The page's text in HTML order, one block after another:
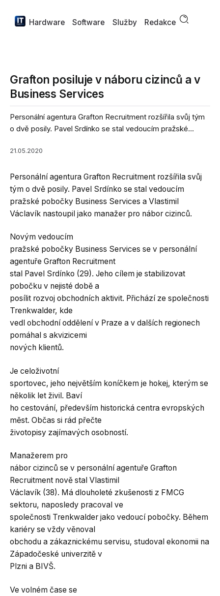
Hardware Software Služby Redakce
Grafton posiluje v náboru cizinců a v
Business Services
Personální agentura Grafton Recruitment rozšířila svůj tým
o dvě posily. Pavel Srdínko se stal vedoucím pražské...
21.05.2020
Personální agentura Grafton Recruitment rozšířila svůj
tým o dvě posily. Pavel Srdínko se stal vedoucím
pražské pobočky Business Services a Vlastimil
Václavík nastoupil jako manažer pro nábor cizinců.
Novým vedoucím
pražské pobočky Business Services se v personální
agentuře Grafton Recruitment
stal Pavel Srdínko (29). Jeho cílem je stabilizovat
pobočku v nejisté době a
posílit rozvoj obchodních aktivit. Přichází ze společnosti
Trenkwalder, kde
vedl obchodní oddělení v Praze a v dalších regionech
pomáhal s akvizicemi
nových klientů.
Je celoživotní
sportovec, jeho největším koníčkem je hokej, kterým se
několik let živil. Baví
ho cestování, především historická centra evropských
měst. Občas si rád přečte
životopisy zajímavých osobností.
Manažerem pro
nábor cizinců se v personální agentuře Grafton
Recruitment nově stal Vlastimil
Václavík (38). Má dlouholeté zkušenosti z FMCG
sektoru, naposledy pracoval ve
společnosti Trenkwalder jako vedoucí pobočky. Během
kariéry se vždy věnoval
obchodu a zákaznickému servisu, studoval ekonomii na
Západočeské univerzitě v
Plzni a BIVŠ.
Ve volném čase se